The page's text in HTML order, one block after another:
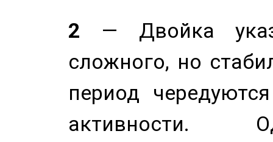
2 — Двойка
сложного, но
период
активности.